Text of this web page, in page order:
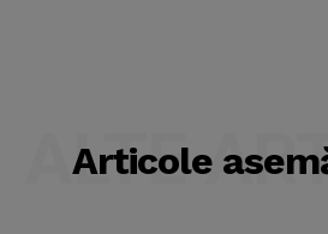
Articole
ALTE